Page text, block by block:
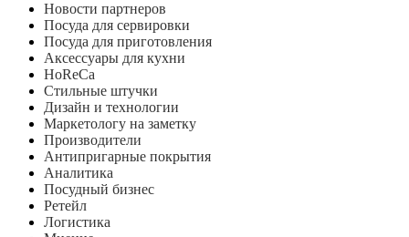
Новости партнеров
Посуда для сервировки
Посуда для приготовления
Аксессуары для кухни
HoReCa
Стильные штучки
Дизайн и технологии
Маркетологу на заметку
Производители
Антипригарные покрытия
Аналитика
Посудный бизнес
Ретейл
Логистика